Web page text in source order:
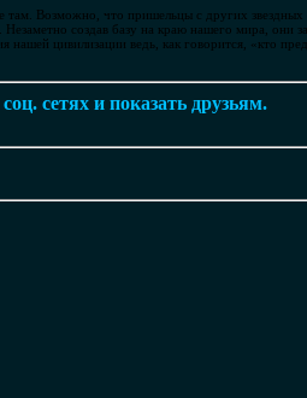
Возможно, что пришельцы с других звездных
создав базу на краю нашего мира, они
цивилизации ведь, как говорится, «кто
сетях и показать друзьям.